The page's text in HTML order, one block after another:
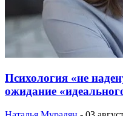
Психология «не
ожидание